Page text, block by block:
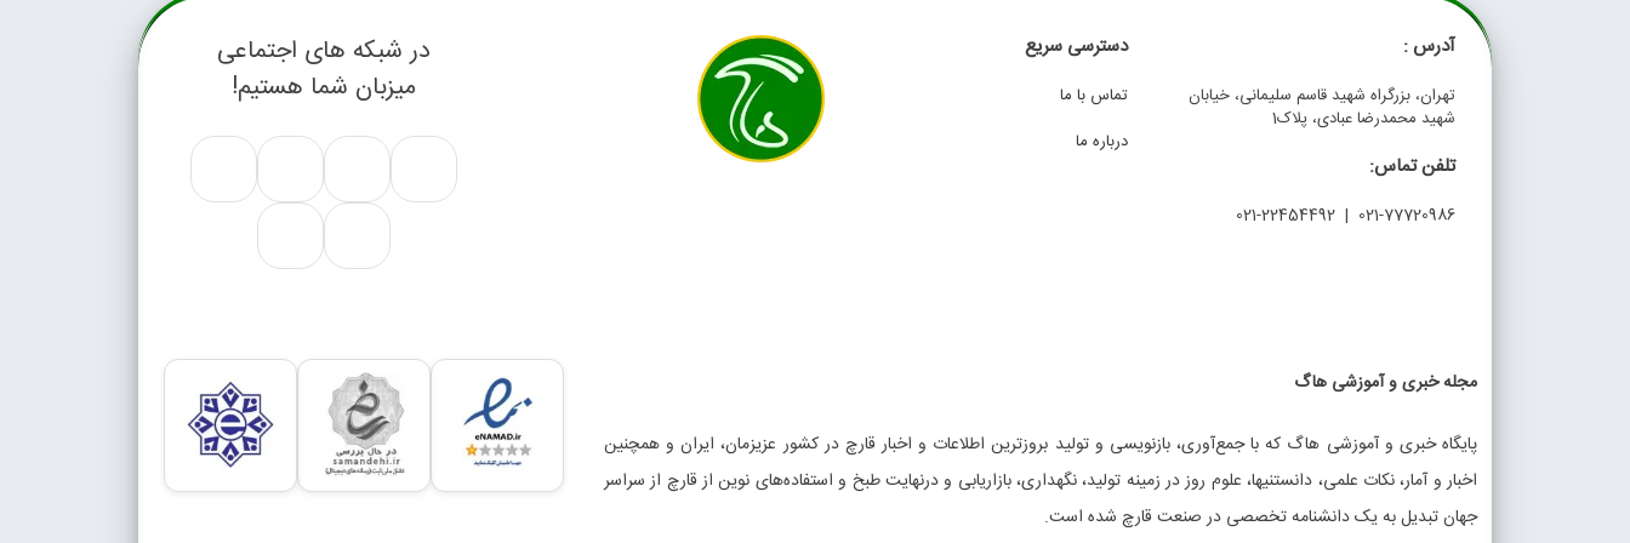
آدرس :
تهران، بزرگراه شهید قاسم سلیمانی، خیابان
شهید محمدرضا عبادی، پلاک1
تلفن تماس:
021-77720986 | 021-22454492
دسترسی سریع
تماس با ما
درباره ما
در شبکه های اجتماعی
میزبان شما هستیم!
مجله خبری و آموزشی هاگ
پایگاه خبری و آموزشی هاگ که با جمع‌آوری، بازنویسی و تولید بروزترین اطلاعات و اخبار قارچ در کشور عزیزمان، ایران و همچنین
اخبار و آمار، نکات علمی، دانستنیها، علوم روز در زمینه تولید، نگهداری، بازاریابی و درنهایت طبخ و استفاده‌های نوین از قارچ از سراسر
جهان تبدیل به یک دانشنامه تخصصی در صنعت قارچ شده است.